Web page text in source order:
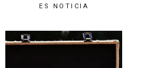
ES NOTICIA